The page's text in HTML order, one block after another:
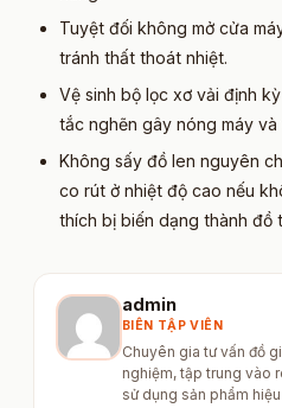
Tuyệt đối không mở cửa
tránh thất thoát nhiệt.
Vệ sinh bộ lọc xơ vải định
tắc nghẽn gây nóng máy và
Không sấy đồ len nguyên
co rút ở nhiệt độ cao nếu
thích bị biến dạng thành đồ
admin
BIÊN TẬP VIÊN
Chuyên gia tư vấn đồ
nghiệm, tập trung vào
sử dụng sản phẩm